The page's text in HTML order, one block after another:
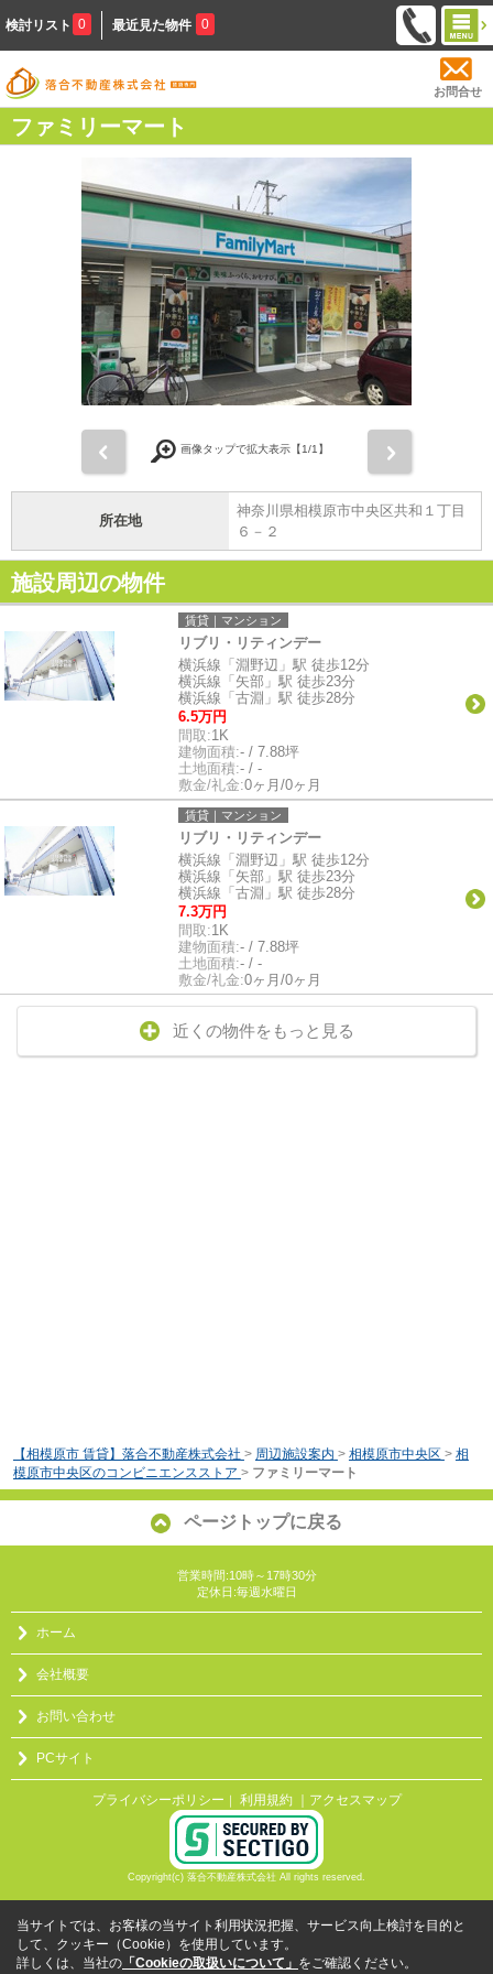
検討リスト 0 最近見た物件 0
お問合せ
ファミリーマート
画像タップで拡大表示【1/1】
所在地
神奈川県相模原市中央区共和１丁目
６－２
施設周辺の物件
賃貸｜マンション
リブリ・リティンデー
横浜線「淵野辺」駅 徒歩12分
横浜線「矢部」駅 徒歩23分
横浜線「古淵」駅 徒歩28分
6.5万円
間取:1K
建物面積:- / 7.88坪
土地面積:- / -
敷金/礼金:0ヶ月/0ヶ月
賃貸｜マンション
リブリ・リティンデー
横浜線「淵野辺」駅 徒歩12分
横浜線「矢部」駅 徒歩23分
横浜線「古淵」駅 徒歩28分
7.3万円
間取:1K
建物面積:- / 7.88坪
土地面積:- / -
敷金/礼金:0ヶ月/0ヶ月
近くの物件をもっと見る
【相模原市 賃貸】落合不動産株式会社 > 周辺施設案内 > 相模原市中央区 > 相
模原市中央区のコンビニエンスストア > ファミリーマート
ページトップに戻る
営業時間:10時～17時30分
定休日:毎週水曜日
ホーム
会社概要
お問い合わせ
PCサイト
プライバシーポリシー ｜ 利用規約 ｜アクセスマップ
Copyright(c) 落合不動産株式会社 All rights reserved.
当サイトでは、お客様の当サイト利用状況把握、サービス向上検討を目的と
して、クッキー（Cookie）を使用しています。
詳しくは、当社の 「Cookieの取扱いについて」 をご確認ください。